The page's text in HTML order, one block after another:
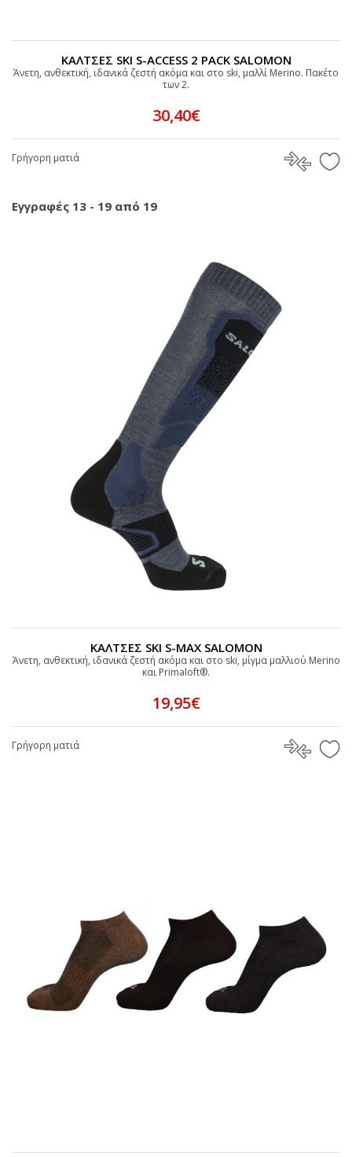
ΚΑΛΤΣΕΣ SKI S-ACCESS 2 PACK SALOMON
Άνετη, ανθεκτική, ιδανικά ζεστή ακόμα και στο ski, μαλλί Merino. Πακέτο
των 2.
30,40€
Γρήγορη ματιά
Εγγραφές 13 - 19 από 19
ΚΑΛΤΣΕΣ SKI S-MAX SALOMON
Άνετη, ανθεκτική, ιδανικά ζεστή ακόμα και στο ski, μίγμα μαλλιού Merino
και Primaloft®.
19,95€
Γρήγορη ματιά